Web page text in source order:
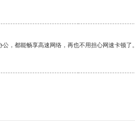
，都能畅享高速网络，再也不用担心网速卡顿了。